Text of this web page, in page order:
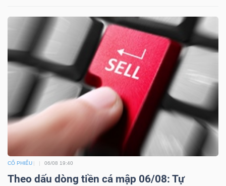
CỔ PHIẾU 06/08 19:40
Theo dấu dòng tiền cá mập 06/08: Tự
đầu
thông
tài
chính